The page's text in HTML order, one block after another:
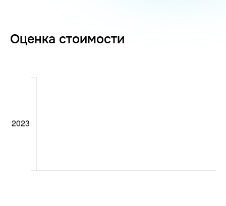
Оценка стоимости